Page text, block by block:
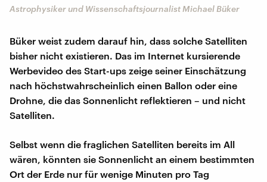
Astrophysiker und Wissenschaftsjournalist Michael Büker
Büker weist zudem darauf hin, dass solche Satelliten
bisher nicht existieren. Das im Internet kursierende
Werbevideo des Start-ups zeige seiner Einschätzung
nach höchstwahrscheinlich einen Ballon oder eine
Drohne, die das Sonnenlicht reflektieren – und nicht
Satelliten.
Selbst wenn die fraglichen Satelliten bereits im All
wären, könnten sie Sonnenlicht an einem bestimmten
Ort der Erde nur für wenige Minuten pro Tag